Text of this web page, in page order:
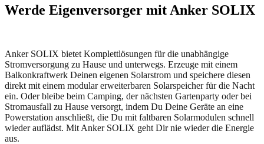
Werde Eigenversorger mit Anker SOLIX
Anker SOLIX bietet Komplettlösungen für die unabhängige
Stromversorgung zu Hause und unterwegs. Erzeuge mit einem
Balkonkraftwerk Deinen eigenen Solarstrom und speichere diesen
direkt mit einem modular erweiterbaren Solarspeicher für die Nacht
ein. Oder bleibe beim Camping, der nächsten Gartenparty oder bei
Stromausfall zu Hause versorgt, indem Du Deine Geräte an eine
Powerstation anschließt, die Du mit faltbaren Solarmodulen schnell
wieder auflädst. Mit Anker SOLIX geht Dir nie wieder die Energie
aus.